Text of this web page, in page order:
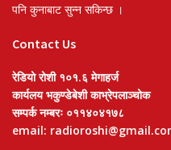
पनि कुनाबाट सुन्न सकिन्छ ।
Contact Us
रेडियो रोशी १०१.६ मेगाहर्ज
कार्यलय भकुण्डेबेशी काभ्रेपलाञ्चोक
सम्पर्क नम्बरः ०११४०४१७८
email: